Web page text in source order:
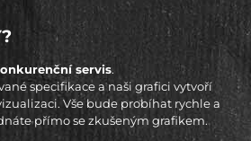
servis.
specifikace a naši grafici vytvoří
Vše bude probíhat rychle a
přímo se zkušeným grafikem.